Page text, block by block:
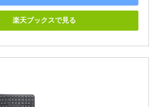
楽天ブックスで見る